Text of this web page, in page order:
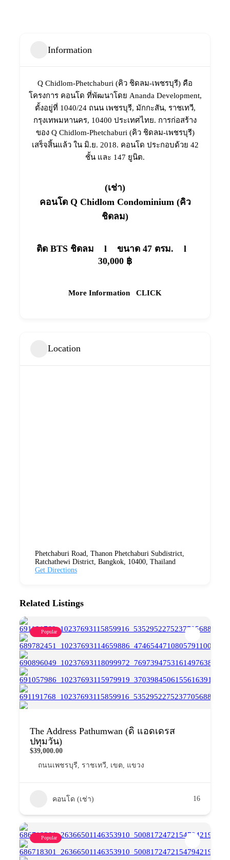
Information
Q Chidlom-Phetchaburi (คิว ชิดลม-เพชรบุรี) คือ
โครงการ คอนโด ที่พัฒนาโดย Ananda Development,
ตั้งอยู่ที่ 1040/24 ถนน เพชรบุรี, มักกะสัน, ราชเทวี,
กรุงเทพมหานคร, 10400 ประเทศไทย. การก่อสร้าง
ของ Q Chidlom-Phetchaburi (คิว ชิดลม-เพชรบุรี)
เสร็จสิ้นแล้ว ใน มิ.ย. 2018. คอนโด ประกอบด้วย 42
ชั้น และ 147 ยูนิต.
(เช่า)
คอนโด Q Chidlom Condominium (คิว
ชิดลม)
ติด BTS ชิดลม l ขนาด 47 ตรม. l
30,000 ฿
More Information CLICK
Location
Phetchaburi Road, Thanon Phetchaburi Subdistrict,
Ratchathewi District, Bangkok, 10400, Thailand
Get Directions
Related Listings
Popular
The Address Pathumwan (ดิ แอดเดรส
ปทุมวัน)
$39,000.00
ถนนเพชรบุรี
ราชเทวี เขต แขวง
คอนโด (เช่า) 16
Popular